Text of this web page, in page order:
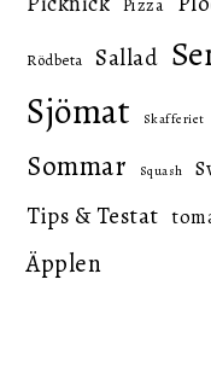
Pizza
Rödbeta Sallad
Sjömat Skafferiet
Sommar Squash
Tips & Testat
Äpplen